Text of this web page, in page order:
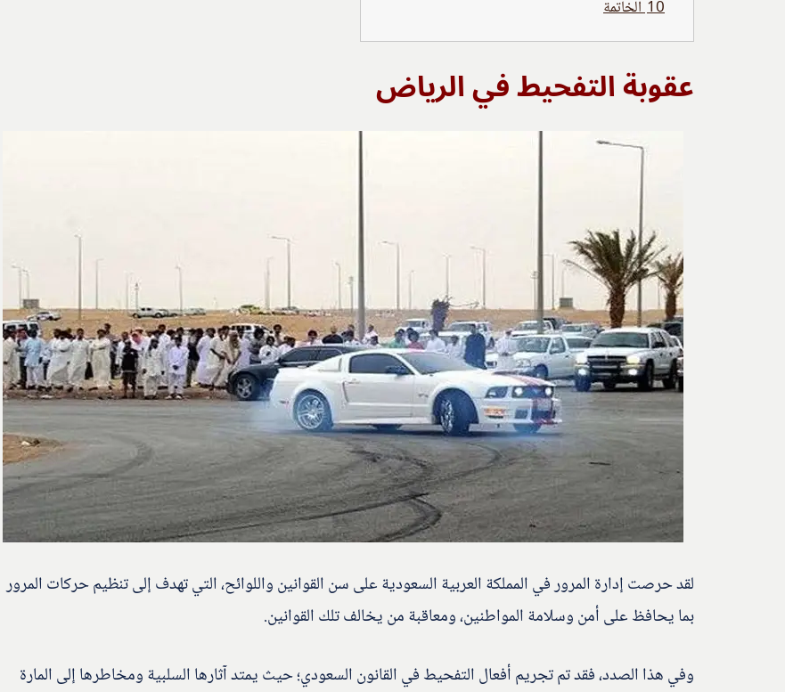
10 الخاتمة
عقوبة التفحيط في الرياض
لقد حرصت إدارة المرور في المملكة العربية السعودية على سن القوانين واللوائح، التي تهدف إلى تنظيم حركات المرور
بما يحافظ على أمن وسلامة المواطنين، ومعاقبة من يخالف تلك القوانين.
وفي هذا الصدد، فقد تم تجريم أفعال التفحيط في القانون السعودي؛ حيث يمتد آثارها السلبية ومخاطرها إلى المارة